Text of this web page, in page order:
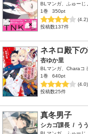
BLマンガ、ふゅーじ
1巻
350pt
(4.2)
投稿数137件
ネネロ殿下
杏ゆか里
BLマンガ、Charaコ
1巻
640pt
(4.0)
投稿数25件
真冬男子
シカゴ課長 / う